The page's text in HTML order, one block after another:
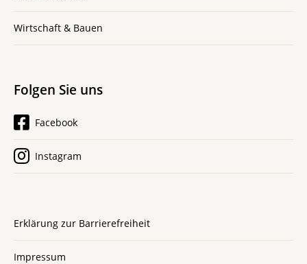
Wirtschaft & Bauen
Folgen Sie uns
Facebook
Instagram
Erklärung zur Barrierefreiheit
Impressum